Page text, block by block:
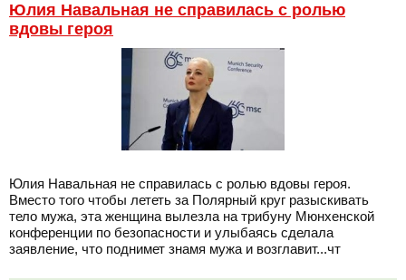
Юлия Навальная не справилась с ролью
вдовы героя
Юлия Навальная не справилась с ролью вдовы героя.
Вместо того чтобы лететь за Полярный круг разыскивать
тело мужа, эта женщина вылезла на трибуну Мюнхенской
конференции по безопасности и улыбаясь сделала
заявление, что поднимет знамя мужа и возглавит...чт